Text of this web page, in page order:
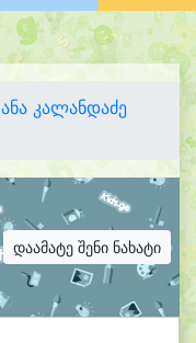
ანა კალანდაძე
დაამატე შენი ნახატი